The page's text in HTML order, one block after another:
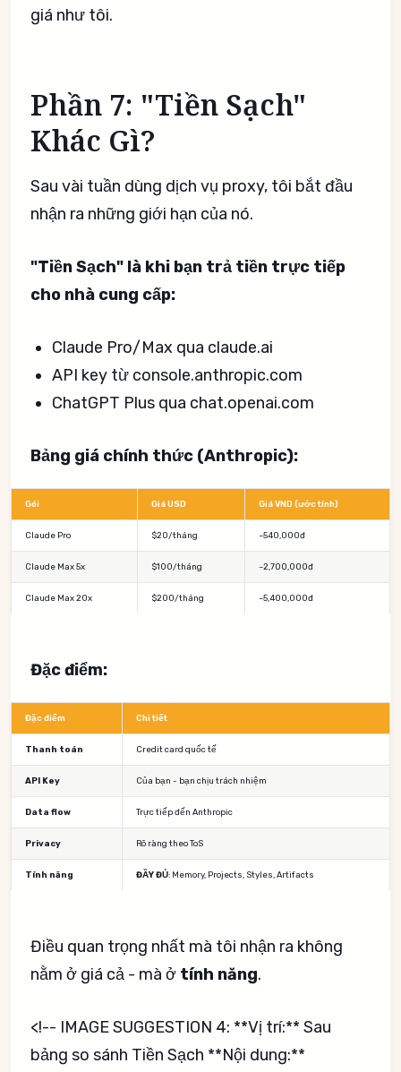
giá như tôi.
Phần 7: "Tiền Sạch"
Khác Gì?
Sau vài tuần dùng dịch vụ proxy, tôi bắt đầu
nhận ra những giới hạn của nó.
"Tiền Sạch" là khi bạn trả tiền trực tiếp
cho nhà cung cấp:
Claude Pro/Max qua claude.ai
API key từ console.anthropic.com
ChatGPT Plus qua chat.openai.com
Bảng giá chính thức (Anthropic):
Gói Giá USD Giá VND (ước tính)
Claude Pro $20/tháng ~540,000đ
Claude Max 5x $100/tháng ~2,700,000đ
Claude Max 20x $200/tháng ~5,400,000đ
Đặc điểm:
Đặc điểm Chi tiết
Thanh toán Credit card quốc tế
API Key Của bạn - bạn chịu trách nhiệm
Data flow Trực tiếp đến Anthropic
Privacy Rõ ràng theo ToS
Tính năng ĐẦY ĐỦ: Memory, Projects, Styles, Artifacts
Điều quan trọng nhất mà tôi nhận ra không
nằm ở giá cả - mà ở tính năng.
<!-- IMAGE SUGGESTION 4: **Vị trí:** Sau
bảng so sánh Tiền Sạch **Nội dung:**